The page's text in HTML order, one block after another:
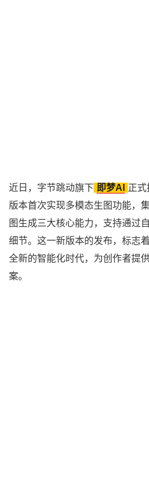
近日，字节跳动旗下 即梦AI
正式
版本首次实现多模态生图功能，
图生成三大核心能力，支持通过
细节。这一新版本的发布，标志
全新的智能化时代，为创作者提
案。